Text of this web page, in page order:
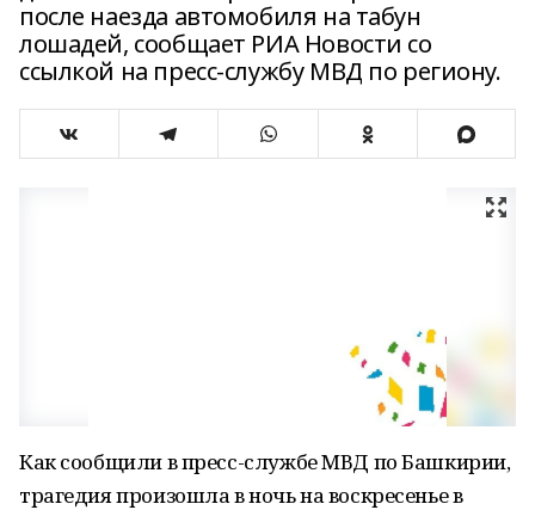
после наезда автомобиля на табун
лошадей, сообщает РИА Новости со
ссылкой на пресс-службу МВД по региону.
Как сообщили в пресс-службе МВД по Башкирии,
трагедия произошла в ночь на воскресенье в